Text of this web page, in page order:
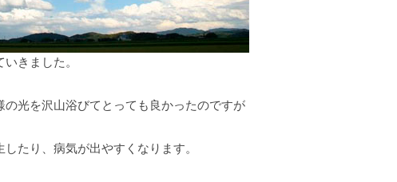
きました。
光を沢山浴びてとっても良かったのですが
したり、病気が出やすくなります。